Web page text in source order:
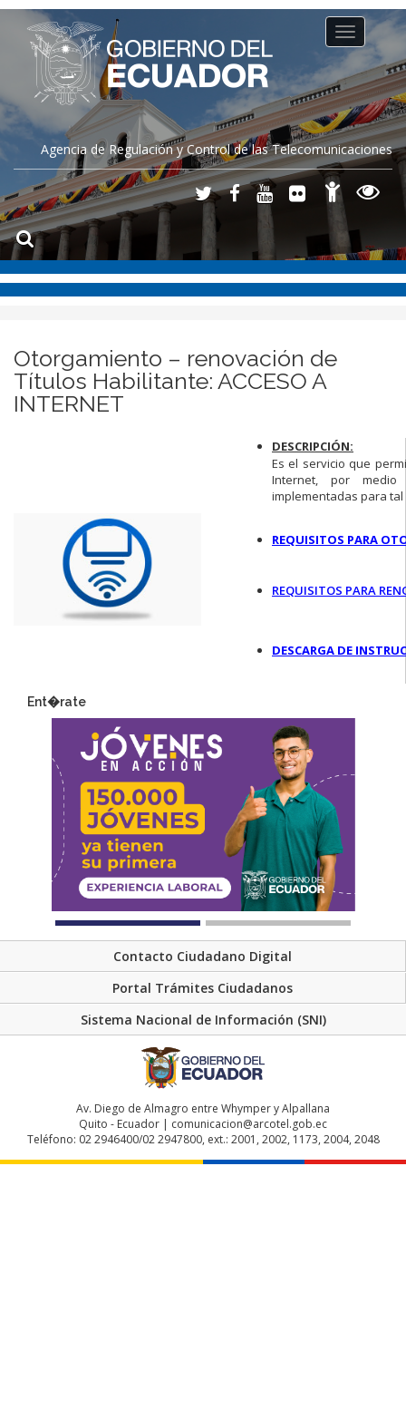
Agencia de Regulación y Control de las Telecomunicaciones
Toggle
navigation
Otorgamiento – renovación de
Títulos Habilitante: ACCESO A
INTERNET
DESCRIPCIÓN:
Es el servicio que
Internet, por
implementadas para tal
REQUISITOS PARA
REQUISITOS PARA
DESCARGA DE
Ent�rate
Contacto Ciudadano Digital
Portal Trámites Ciudadanos
Sistema Nacional de Información (SNI)
Av. Diego de Almagro entre Whymper y Alpallana
Quito - Ecuador | comunicacion@arcotel.gob.ec
Teléfono: 02 2946400/02 2947800, ext.: 2001, 2002, 1173, 2004, 2048